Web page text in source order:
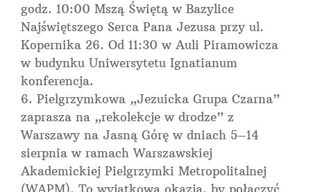
godz. 10:00 Mszą Świętą w Bazylice
Najświętszego Serca Pana Jezusa przy ul.
Kopernika 26. Od 11:30 w Auli Piramowicza
w budynku Uniwersytetu Ignatianum
konferencja.
Pielgrzymkowa „Jezuicka Grupa Czarna”
zaprasza na „rekolekcje w drodze” z
Warszawy na Jasną Górę w dniach 5–14
sierpnia w ramach Warszawskiej
Akademickiej Pielgrzymki Metropolitalnej